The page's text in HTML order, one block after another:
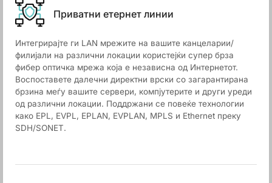
Приватни етернет линии
Интегрирајте ги LAN мрежите на вашите канцеларии/
филијали на различни локации користејќи супер брза
фибер оптичка мрежа која е независна од Интернетот.
Воспоставете далечни директни врски со загарантирана
брзина меѓу вашите сервери, компјутерите и други уреди
од различни локации. Поддржани се повеќе технологии
како EPL, EVPL, EPLAN, EVPLAN, MPLS и Ethernet преку
SDH/SONET.